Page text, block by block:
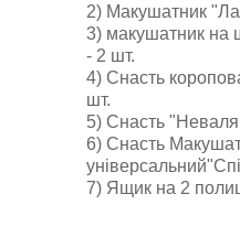
2) Макушатник
3) макушатник на
- 2 шт.
4) Снасть
шт.
5) Снасть
6) Снасть
7) Ящик на 2